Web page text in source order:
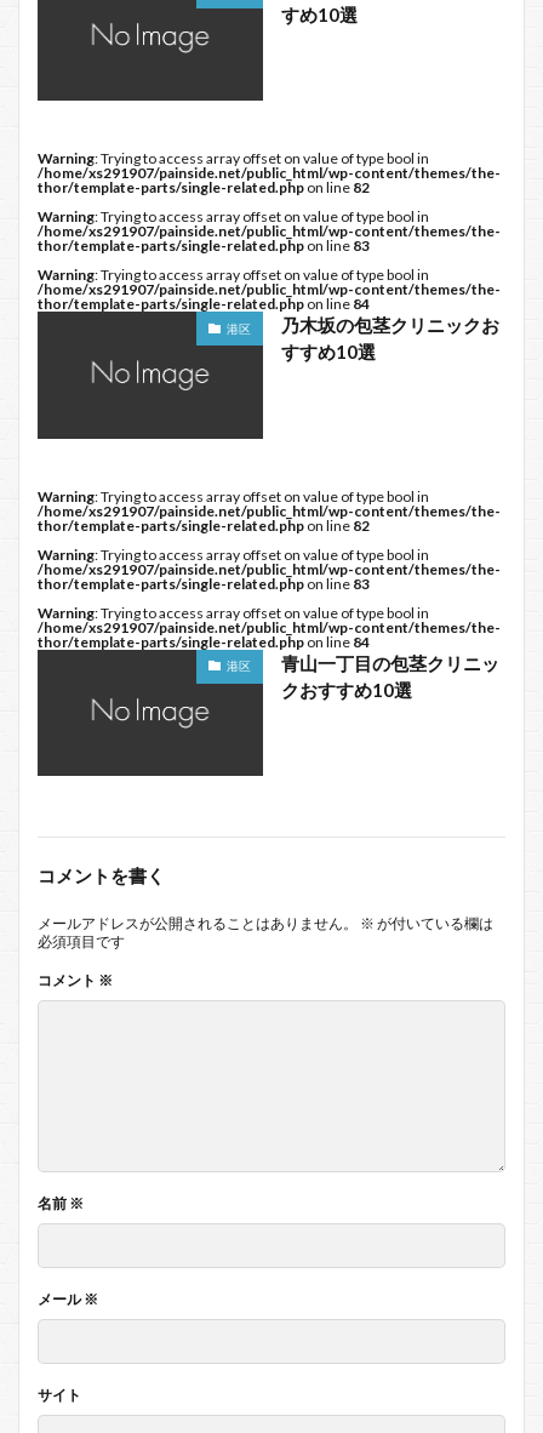
すめ10選
Warning: Trying to access array offset on value of type bool in
/home/xs291907/painside.net/public_html/wp-content/themes/the-
thor/template-parts/single-related.php on line 82
Warning: Trying to access array offset on value of type bool in
/home/xs291907/painside.net/public_html/wp-content/themes/the-
thor/template-parts/single-related.php on line 83
Warning: Trying to access array offset on value of type bool in
/home/xs291907/painside.net/public_html/wp-content/themes/the-
thor/template-parts/single-related.php on line 84
港区
乃木坂の包茎クリニックお
すすめ10選
Warning: Trying to access array offset on value of type bool in
/home/xs291907/painside.net/public_html/wp-content/themes/the-
thor/template-parts/single-related.php on line 82
Warning: Trying to access array offset on value of type bool in
/home/xs291907/painside.net/public_html/wp-content/themes/the-
thor/template-parts/single-related.php on line 83
Warning: Trying to access array offset on value of type bool in
/home/xs291907/painside.net/public_html/wp-content/themes/the-
thor/template-parts/single-related.php on line 84
港区
青山一丁目の包茎クリニッ
クおすすめ10選
コメントを書く
メールアドレスが公開されることはありません。 ※ が付いている欄は
必須項目です
コメント ※
名前 ※
メール※
サイト